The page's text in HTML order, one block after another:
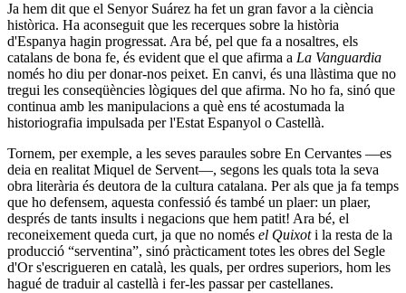
Ja hem dit que el Senyor Suárez ha fet un gran favor a la ciència
històrica. Ha aconseguit que les recerques sobre la història
d'Espanya hagin progressat. Ara bé, pel que fa a nosaltres, els
catalans de bona fe, és evident que el que afirma a La Vanguardia
només ho diu per donar-nos peixet. En canvi, és una llàstima que no
tregui les conseqüències lògiques del que afirma. No ho fa, sinó que
continua amb les manipulacions a què ens té acostumada la
historiografia impulsada per l'Estat Espanyol o Castellà.
Tornem, per exemple, a les seves paraules sobre En Cervantes ―es
deia en realitat Miquel de Servent―, segons les quals tota la seva
obra literària és deutora de la cultura catalana. Per als que ja fa temps
que ho defensem, aquesta confessió és també un plaer: un plaer,
després de tants insults i negacions que hem patit! Ara bé, el
reconeixement queda curt, ja que no només el Quixoti la resta de la
producció “serventina”, sinó pràcticament totes les obres del Segle
d'Or s'escrigueren en català, les quals, per ordres superiors, hom les
hagué de traduir al castellà i fer-les passar per castellanes.